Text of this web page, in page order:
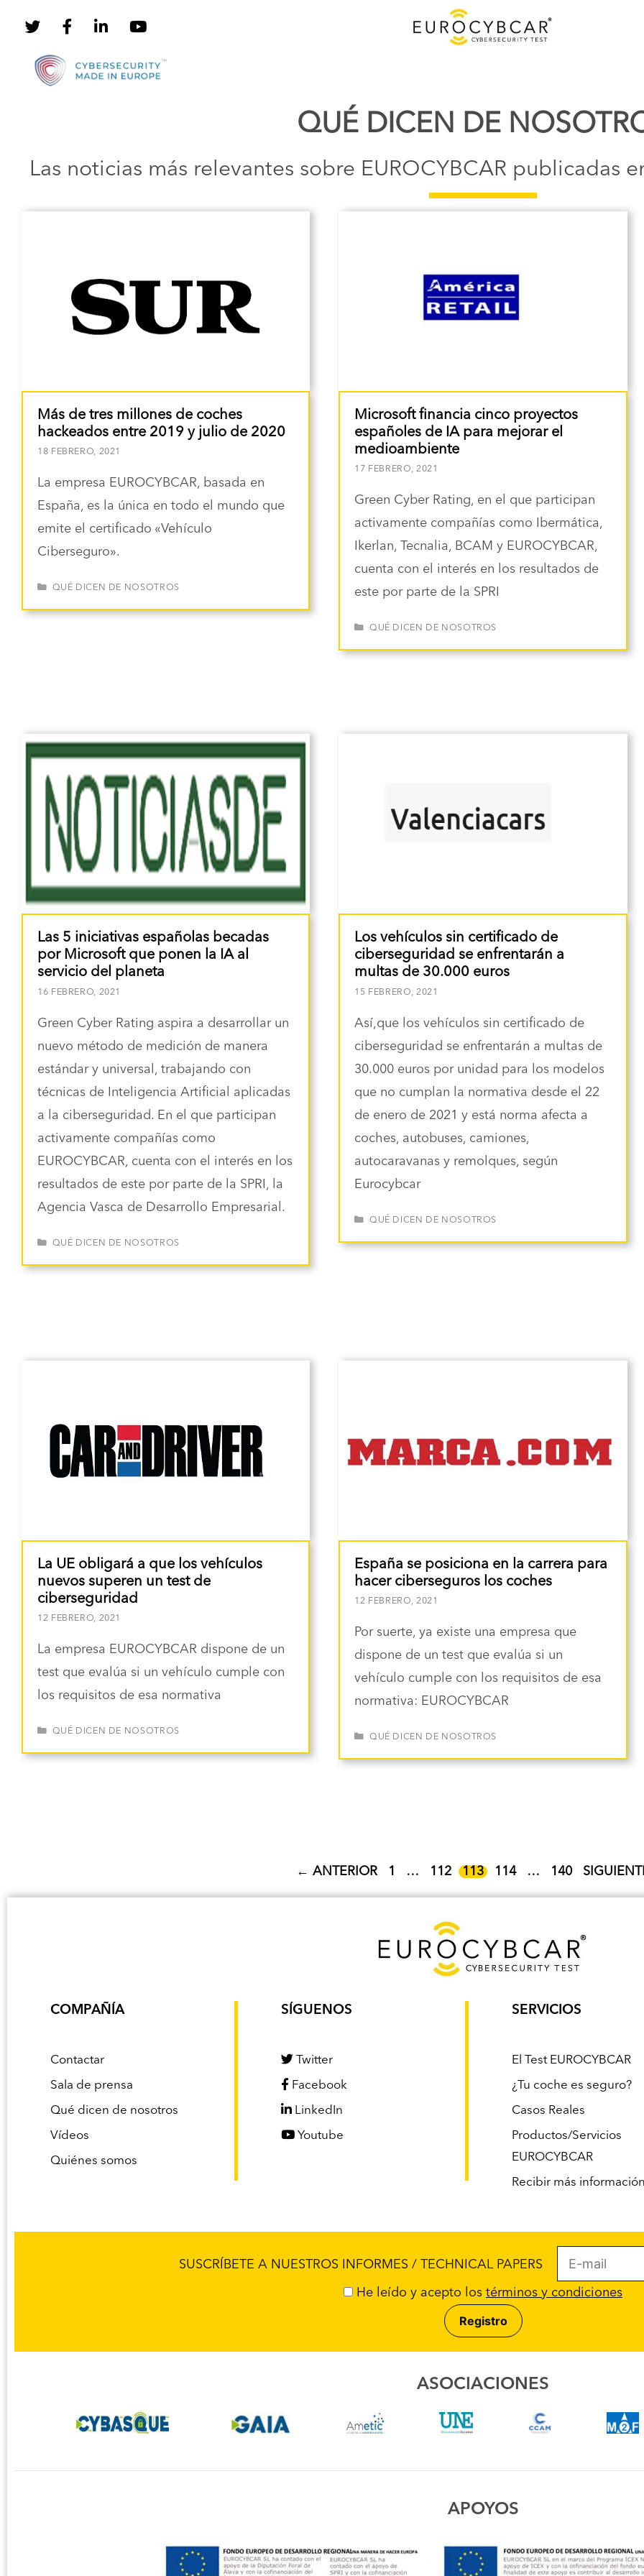
contenido
QUÉ DICEN DE
Las noticias más relevantes sobre EUROCYBCAR publicadas
Más de tres millones de coches
hackeados entre 2019 y julio de 2020
18 FEBRERO, 2021
La empresa EUROCYBCAR, basada en
España, es la única en todo el mundo que
emite el certificado «Vehículo
Ciberseguro».
CATEGORÍAS
QUÉ DICEN DE NOSOTROS
Microsoft financia cinco proyectos
españoles de IA para mejorar el
medioambiente
17 FEBRERO, 2021
Green Cyber Rating, en el que participan
activamente compañías como Ibermática,
Ikerlan, Tecnalia, BCAM y EUROCYBCAR,
cuenta con el interés en los resultados de
este por parte de la SPRI
CATEGORÍAS
QUÉ DICEN DE NOSOTROS
Las 5 iniciativas españolas becadas
por Microsoft que ponen la IA al
servicio del planeta
16 FEBRERO, 2021
Green Cyber Rating aspira a desarrollar un
nuevo método de medición de manera
estándar y universal, trabajando con
técnicas de Inteligencia Artificial aplicadas
a la ciberseguridad. En el que participan
activamente compañías como
EUROCYBCAR, cuenta con el interés en los
resultados de este por parte de la SPRI, la
Agencia Vasca de Desarrollo Empresarial.
CATEGORÍAS
QUÉ DICEN DE NOSOTROS
Los vehículos sin certificado de
ciberseguridad se enfrentarán a
multas de 30.000 euros
15 FEBRERO, 2021
Así,que los vehículos sin certificado de
ciberseguridad se enfrentarán a multas de
30.000 euros por unidad para los modelos
que no cumplan la normativa desde el 22
de enero de 2021 y está norma afecta a
coches, autobuses, camiones,
autocaravanas y remolques, según
Eurocybcar
CATEGORÍAS
QUÉ DICEN DE NOSOTROS
La UE obligará a que los vehículos
nuevos superen un test de
ciberseguridad
12 FEBRERO, 2021
La empresa EUROCYBCAR dispone de un
test que evalúa si un vehículo cumple con
los requisitos de esa normativa
CATEGORÍAS
QUÉ DICEN DE NOSOTROS
España se posiciona en la carrera para
hacer ciberseguros los coches
12 FEBRERO, 2021
Por suerte, ya existe una empresa que
dispone de un test que evalúa si un
vehículo cumple con los requisitos de esa
normativa: EUROCYBCAR
CATEGORÍAS
QUÉ DICEN DE NOSOTROS
← ANTERIOR PÁGINA
1 … PÁGINA
112 PÁGINA
113 PÁGINA
114 … PÁGINA
140
COMPAÑÍA
Contactar
Sala de prensa
Qué dicen de nosotros
Vídeos
Quiénes somos
SÍGUENOS
Twitter
Facebook
LinkedIn
Youtube
SERVICIOS
El Test EUROCYBCAR
¿Tu coche es seguro?
Casos Reales
Productos/Servicios
EUROCYBCAR
Recibir más información
SUSCRÍBETE A NUESTROS INFORMES / TECHNICAL PAPERS
He leído y acepto los términos y condiciones
ASOCIACIONES
APOYOS